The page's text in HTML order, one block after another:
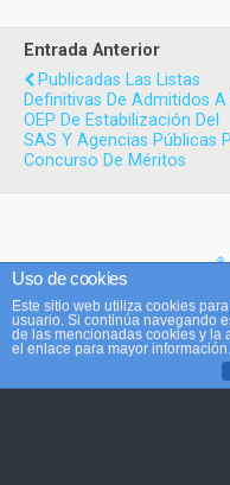
Entrada Anterior
Publicadas Las Listas
Definitivas De Admitidos A
OEP De Estabilización Del
SAS Y Agencias Públicas
Concurso De Méritos
Móvil
Uso de cookies
Este sitio web utiliza cookies
usuario. Si continúa navegando
de las mencionadas cookies y la
el enlace para mayor información.